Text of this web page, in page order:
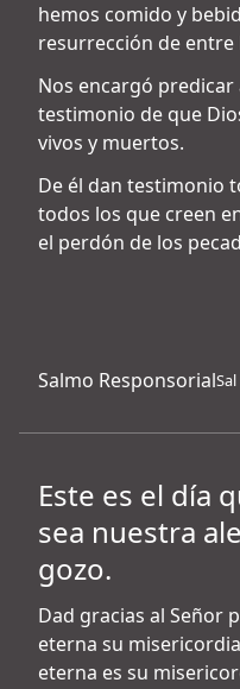
hemos comido y
resurrección de
Nos encargó
testimonio de que
vivos y muertos.
De él dan testimonio
todos los que creen
el perdón de los
Salmo Responsorial
Este es el día
sea nuestra
gozo.
Dad gracias al Señor
eterna su
eterna es su